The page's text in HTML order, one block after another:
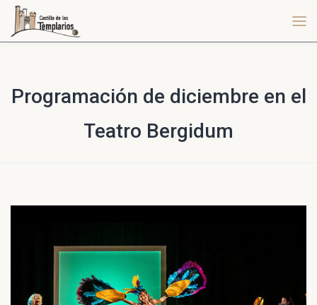
Programación de diciembre en el
Teatro Bergidum